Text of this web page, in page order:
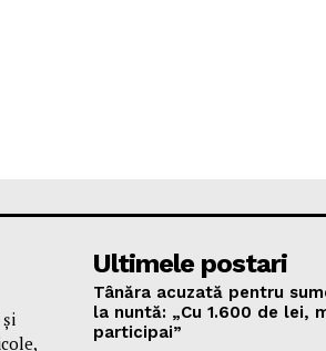
Ultimele postari
Tânăra acuzată pentru
la nuntă: „Cu 1.600 de lei,
participai”